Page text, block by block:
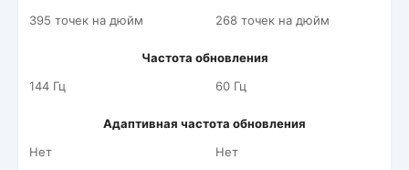
395 точек на дюйм
268 точек на дюйм
Частота обновления
144 Гц
60 Гц
Адаптивная частота обновления
Нет
Нет